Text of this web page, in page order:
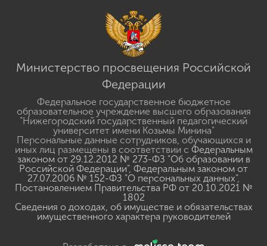
Министерство просвещения Российской
Федерации
Федеральное государственное бюджетное
образовательное учреждение высшего образования
"Нижегородский государственный педагогический
университет имени Козьмы Минина"
Персональные данные сотрудников, обучающихся и
иных лиц размещены в соответствии с Федеральным
законом от 29.12.2012 № 273-ФЗ "Об образовании в
Российской Федерации", Федеральным законом от
27.07.2006 № 152-ФЗ "О персональных данных",
Постановлением Правительства РФ от 20.10.2021 №
1802
Сведения о доходах, об имуществе и обязательствах
имущественного характера руководителей